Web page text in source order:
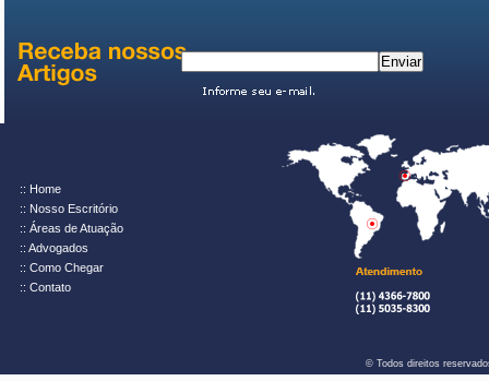
:: Home
:: Nosso Escritório
:: Áreas de Atuação
:: Advogados
:: Como Chegar
:: Contato
© Todos direitos